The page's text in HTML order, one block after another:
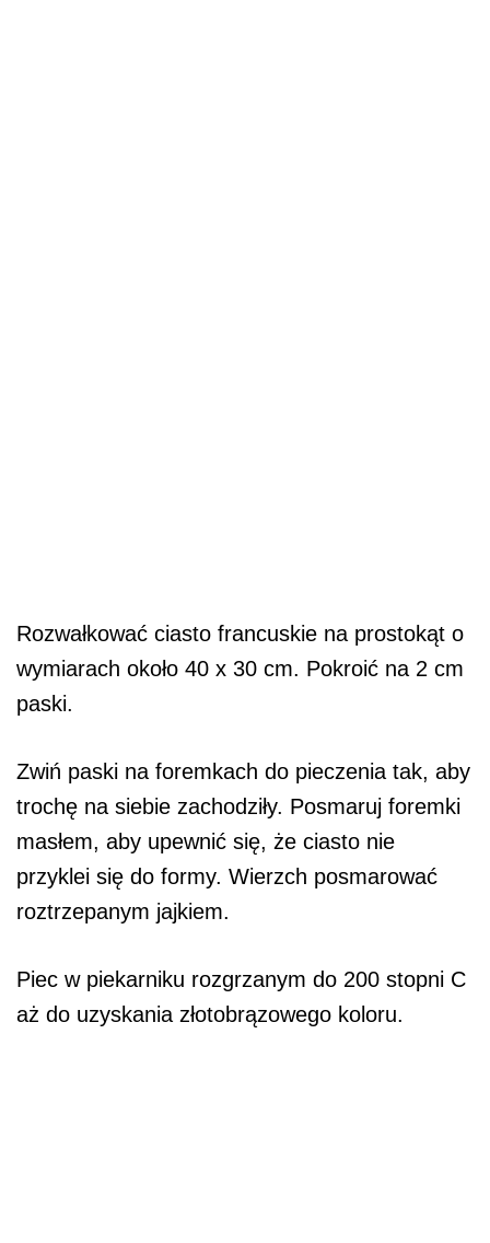
Rozwałkować ciasto francuskie na prostokąt o
wymiarach około 40 x 30 cm. Pokroić na 2 cm
paski.
Zwiń paski na foremkach do pieczenia tak, aby
trochę na siebie zachodziły. Posmaruj foremki
masłem, aby upewnić się, że ciasto nie
przyklei się do formy. Wierzch posmarować
roztrzepanym jajkiem.
Piec w piekarniku rozgrzanym do 200 stopni C
aż do uzyskania złotobrązowego koloru.